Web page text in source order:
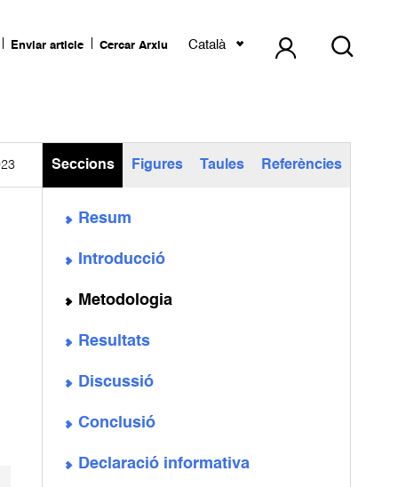
Enviar article Cercar Arxiu Català
Seccions Figures Taules Referències
Resum
Introducció
Metodologia
Resultats
Discussió
Conclusió
Declaració informativa